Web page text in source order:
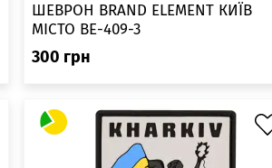
ШЕВРОН BRAND ELEMENT КИЇВ
МІСТО BE-409-3
300 грн